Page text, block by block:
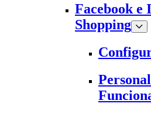
Facebook e
Shopping